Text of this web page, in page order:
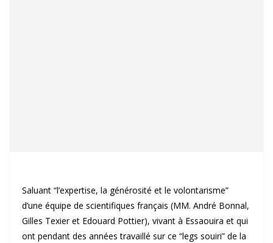
Saluant “l’expertise, la générosité et le volontarisme”
d’une équipe de scientifiques français (MM. André Bonnal,
Gilles Texier et Edouard Pottier), vivant à Essaouira et qui
ont pendant des années travaillé sur ce “legs souiri” de la